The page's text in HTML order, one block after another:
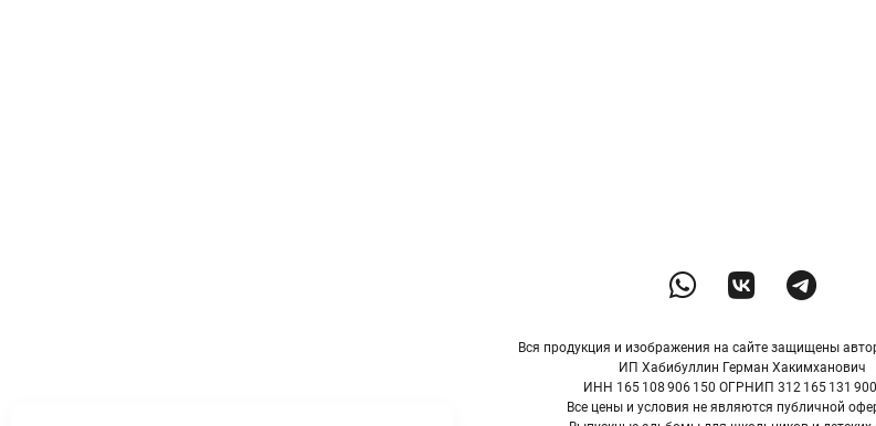
Вся продукция и изображения на сайте защищены
ИП Хабибуллин Герман Хакимханович
ИНН 165 108 906 150 ОГРНИП 312 165 131
Все цены и условия не являются публичной